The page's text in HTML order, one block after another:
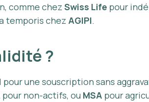
comme chez Swiss Life pour
temporis chez AGIPI.
?
une souscription sans
pour non-actifs, ou MSA pour